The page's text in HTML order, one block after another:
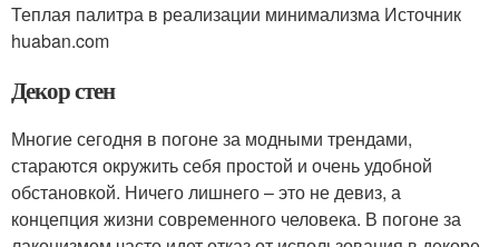
Теплая палитра в реализации минимализма Источник
huaban.com
Декор стен
Многие сегодня в погоне за модными трендами,
стараются окружить себя простой и очень удобной
обстановкой. Ничего лишнего – это не девиз, а
концепция жизни современного человека. В погоне за